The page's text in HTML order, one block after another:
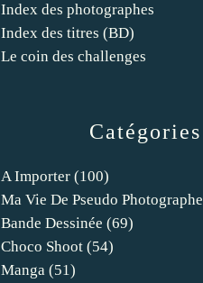
Catégories
A Importer (100)
Ma Vie De Pseudo Photographe
Bande Dessinée (69)
Choco Shoot (54)
Manga (51)
Index des photographes
Index des titres (BD)
Le coin des challenges